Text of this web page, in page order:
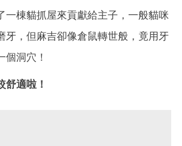
一棟貓抓屋來貢獻給主子，一般貓咪
牙，但麻吉卻像倉鼠轉世般，竟用牙
個洞穴！
舒適啦！